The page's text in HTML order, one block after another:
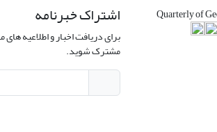
Quarterly of
اشتراک خبرنامه
برای دریافت اخبار و اطلاعیه
مشترک شوید.